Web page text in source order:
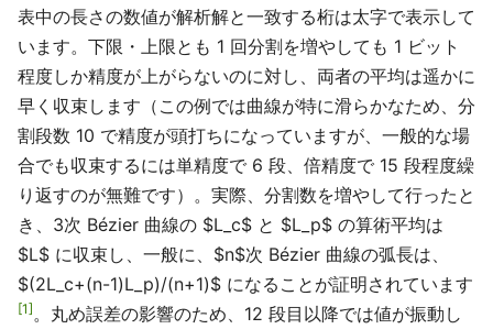
表中の長さの数値が解析解と一致する桁は太字で表示して
います。下限・上限とも 1 回分割を増やしても 1 ビット
程度しか精度が上がらないのに対し、両者の平均は遥かに
早く収束します（この例では曲線が特に滑らかなため、分
割段数 10 で精度が頭打ちになっていますが、一般的な場
合でも収束するには単精度で 6 段、倍精度で 15 段程度繰
り返すのが無難です）。実際、分割数を増やして行ったと
き、3次 Bézier 曲線の $L_c$ と $L_p$ の算術平均は
$L$ に収束し、一般に、 $n$次 Bézier 曲線の弧長は、
$(2L_c+(n-1)L_p)/(n+1)$ になることが証明されています
1 。丸め誤差の影響のため、12 段目以降では値が振動し